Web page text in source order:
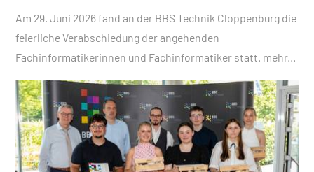
Am 29. Juni 2026 fand an der BBS Technik Cloppenburg die
feierliche Verabschiedung der angehenden
Fachinformatikerinnen und Fachinformatiker statt. mehr...